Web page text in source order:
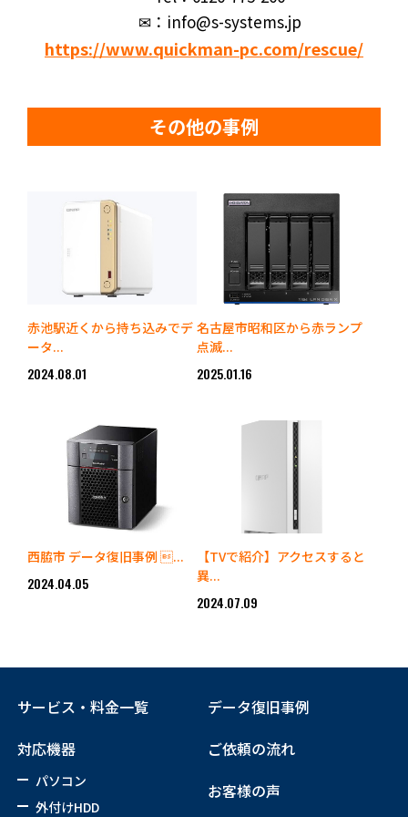
✉：info@s-systems.jp
https://www.quickman-pc.com/rescue/
その他の事例
赤池駅近くから持ち込みでデ
ータ...
2024.08.01
名古屋市昭和区から赤ランプ
点滅...
2025.01.16
西脇市 データ復旧事例 ...
2024.04.05
【TVで紹介】アクセスすると
異...
2024.07.09
サービス・料金一覧
対応機器
パソコン
外付けHDD
データ復旧事例
ご依頼の流れ
お客様の声